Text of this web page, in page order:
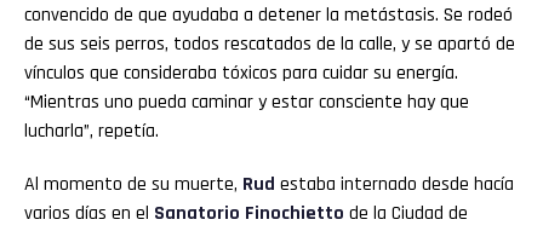
convencido de que ayudaba a detener la metástasis. Se rodeó
de sus seis perros, todos rescatados de la calle, y se apartó de
vínculos que consideraba tóxicos para cuidar su energía.
“Mientras uno pueda caminar y estar consciente hay que
lucharla”, repetía.
Al momento de su muerte, Rud estaba internado desde hacía
varios días en el Sanatorio Finochietto de la Ciudad de